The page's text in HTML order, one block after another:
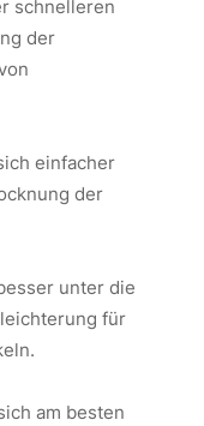
schnelleren
der
einfacher
der
unter die
für
am besten